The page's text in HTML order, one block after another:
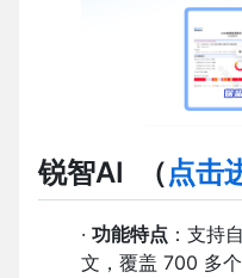
锐智AI （点击
· 功能特点 ：支持
文，覆盖 700 多